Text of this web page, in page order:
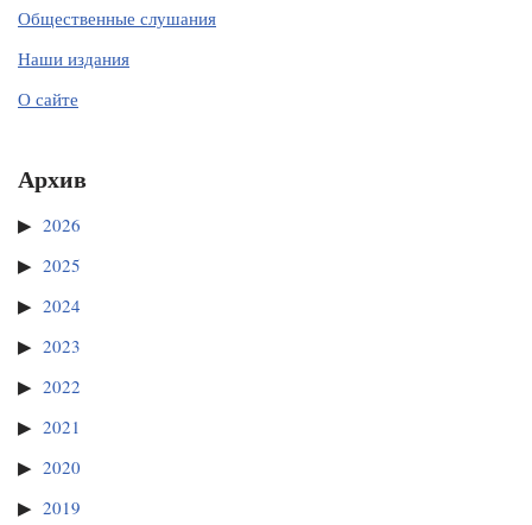
Общественные слушания
Наши издания
О сайте
Архив
2026
2025
2024
2023
2022
2021
2020
2019